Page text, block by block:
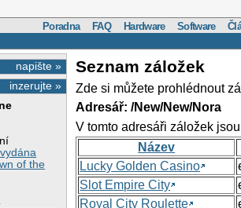
Poradna FAQ Hardware Software
napište »
inzerujte »
vydána
of the
Seznam záložek
Zde si můžete prohlédnout
Adresář: /New/New/Nora
V tomto adresáři záložek
Název
Lucky Golden Casino
Slot Empire City
Royal City Roulette